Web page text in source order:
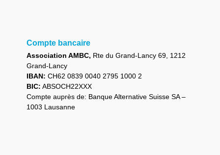
Compte bancaire
Association AMBC, Rte du Grand-Lancy 69, 1212
Grand-Lancy
IBAN: CH62 0839 0040 2795 1000 2
BIC: ABSOCH22XXX
Compte auprès de: Banque Alternative Suisse SA –
1003 Lausanne